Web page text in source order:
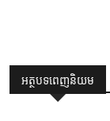
អត្ថបទពេញនិយម